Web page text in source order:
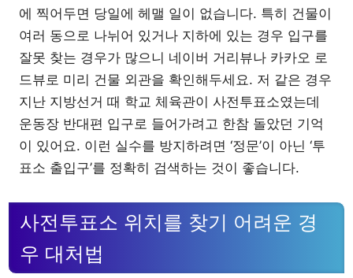
에 찍어두면 당일에 헤맬 일이 없습니다. 특히 건물이
여러 동으로 나뉘어 있거나 지하에 있는 경우 입구를
잘못 찾는 경우가 많으니 네이버 거리뷰나 카카오 로
드뷰로 미리 건물 외관을 확인해두세요. 저 같은 경우
지난 지방선거 때 학교 체육관이 사전투표소였는데
운동장 반대편 입구로 들어가려고 한참 돌았던 기억
이 있어요. 이런 실수를 방지하려면 ‘정문’이 아닌 ‘투
표소 출입구’를 정확히 검색하는 것이 좋습니다.
사전투표소 위치를 찾기 어려운 경
우 대처법